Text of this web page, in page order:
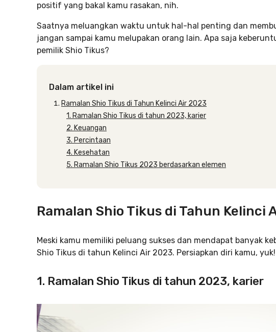
positif yang bakal kamu rasakan, nih.
Saatnya meluangkan waktu untuk hal-hal penting dan
jangan sampai kamu melupakan orang lain. Apa saja
pemilik Shio Tikus?
Dalam artikel ini
Ramalan Shio Tikus di Tahun Kelinci Air 2023
1. Ramalan Shio Tikus di tahun 2023, karier
2. Keuangan
3. Percintaan
4. Kesehatan
5. Ramalan Shio Tikus 2023 berdasarkan elemen
Ramalan Shio Tikus di Tahun Kelinci
Meski kamu memiliki peluang sukses dan mendapat banyak
Shio Tikus di tahun Kelinci Air 2023. Persiapkan diri kamu, yuk!
1. Ramalan Shio Tikus di tahun 2023, karier